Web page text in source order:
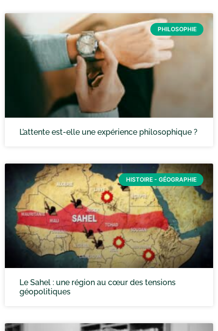
PHILOSOPHIE
L’attente est-elle une expérience philosophique ?
HISTOIRE - GÉOGRAPHIE
Le Sahel : une région au cœur des tensions
géopolitiques